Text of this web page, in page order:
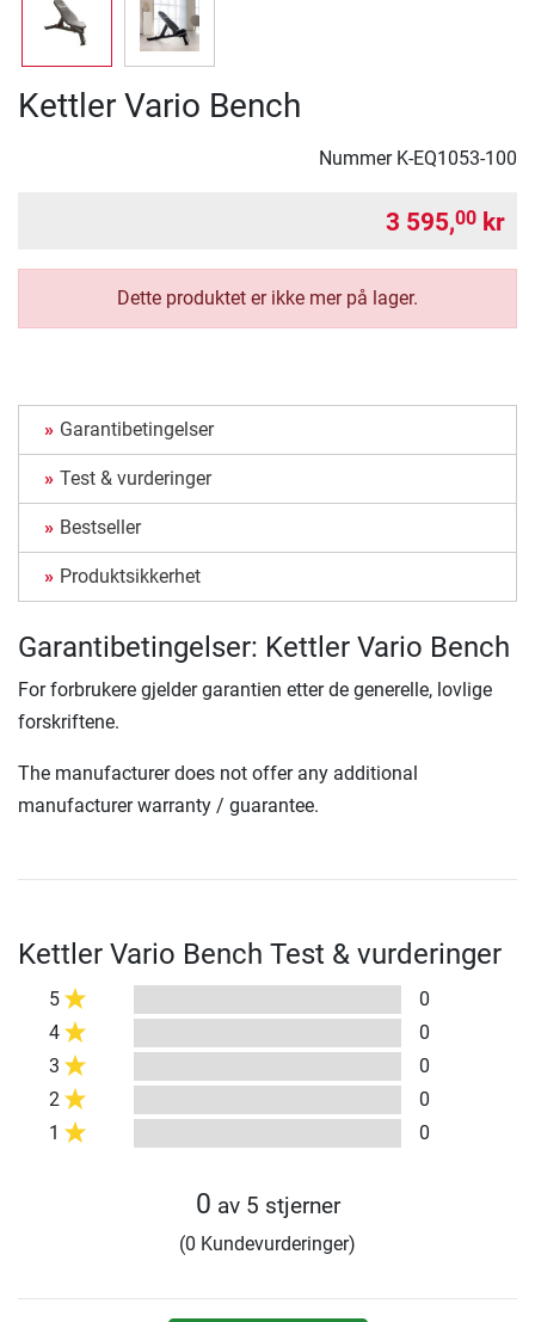
Kettler Vario Bench
Nummer K-EQ1053-100
3 595,00 kr
Dette produktet er ikke mer på lager.
Garantibetingelser
Test & vurderinger
Bestseller
Produktsikkerhet
Garantibetingelser: Kettler Vario Bench
For forbrukere gjelder garantien etter de generelle, lovlige
forskriftene.
The manufacturer does not offer any additional
manufacturer warranty / guarantee.
Kettler Vario Bench Test & vurderinger
5
0
4
0
3
0
2
0
1
0
0 av 5 stjerner
(0 Kundevurderinger)